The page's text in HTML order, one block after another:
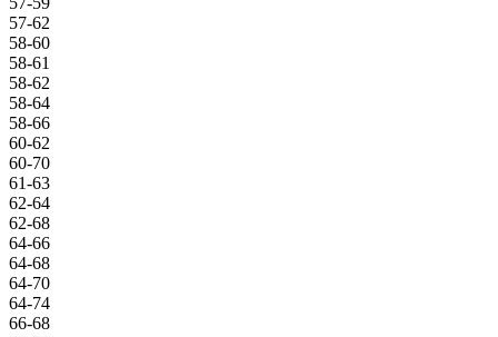
57-62
58-60
58-61
58-62
58-64
58-66
60-62
60-70
61-63
62-64
62-68
64-66
64-68
64-70
64-74
66-68